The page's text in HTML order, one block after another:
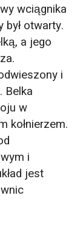
wciągnika
otwarty.
a jego
i
Belka
w
kołnierzem.
i
jest